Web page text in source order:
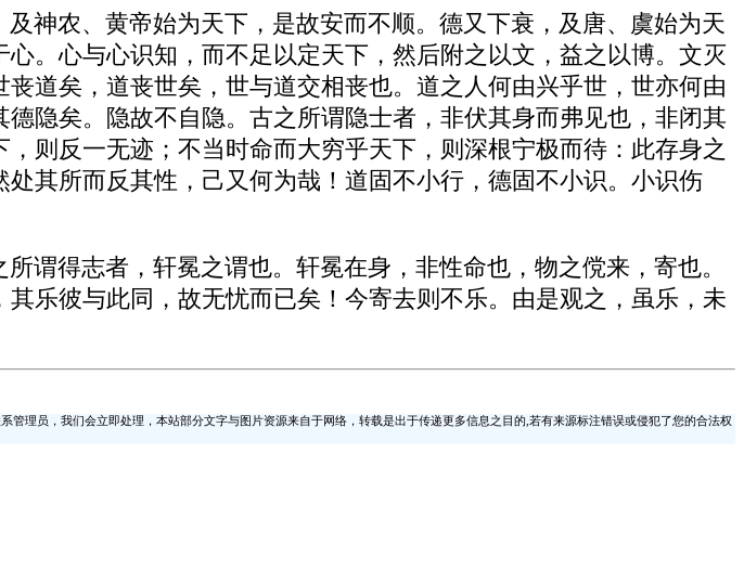
神农、黄帝始为天下，是故安而不顺。德又下衰，及唐、虞始为天
。心与心识知，而不足以定天下，然后附之以文，益之以博。文灭
道矣，道丧世矣，世与道交相丧也。道之人何由兴乎世，世亦何由
隐矣。隐故不自隐。古之所谓隐士者，非伏其身而弗见也，非闭其
则反一无迹；不当时命而大穷乎天下，则深根宁极而待：此存身之
其所而反其性，己又何为哉！道固不小行，德固不小识。小识伤
谓得志者，轩冕之谓也。轩冕在身，非性命也，物之傥来，寄也。
乐彼与此同，故无忧而已矣！今寄去则不乐。由是观之，虽乐，未
理员，我们会立即处理，本站部分文字与图片资源来自于网络，转载是出于传递更多信息之目的,若有来源标注错误或侵犯了您的合法权